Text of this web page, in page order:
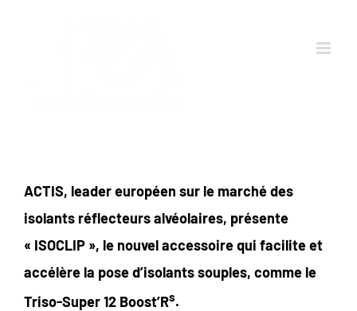
ACTIS, leader européen sur le marché des
isolants réflecteurs alvéolaires, présente
« ISOCLIP », le nouvel accessoire qui facilite et
accélère la pose d’isolants souples, comme le
Triso-Super 12 Boost’Rs.